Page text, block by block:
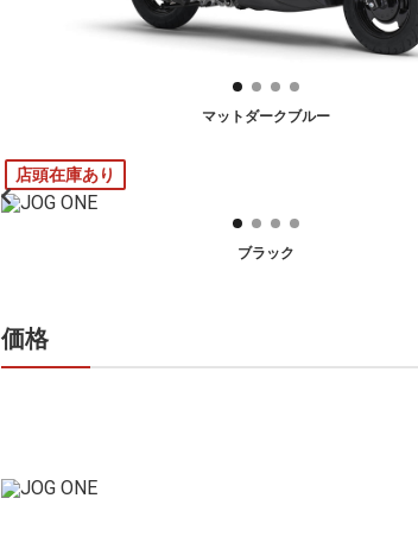
マットダークブルー
店頭在庫あり
ブラック
価格